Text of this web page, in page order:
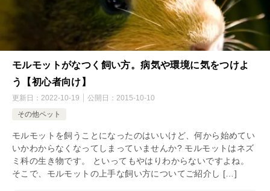
モルモットがなつく飼い方。病気や環境に気をつけよ
う【初心者向け】
更新日： 2022-10-19 公開日： 2015-10-10
その他ペット
モルモットを飼うことになったのはいいけど、何から始めてい
いかわからなくなってしまっていませんか? モルモットはネズ
ミ科の生き物です。 といってもやはりわからないですよね。
そこで、モルモットの上手な飼い方についてご紹介し […]